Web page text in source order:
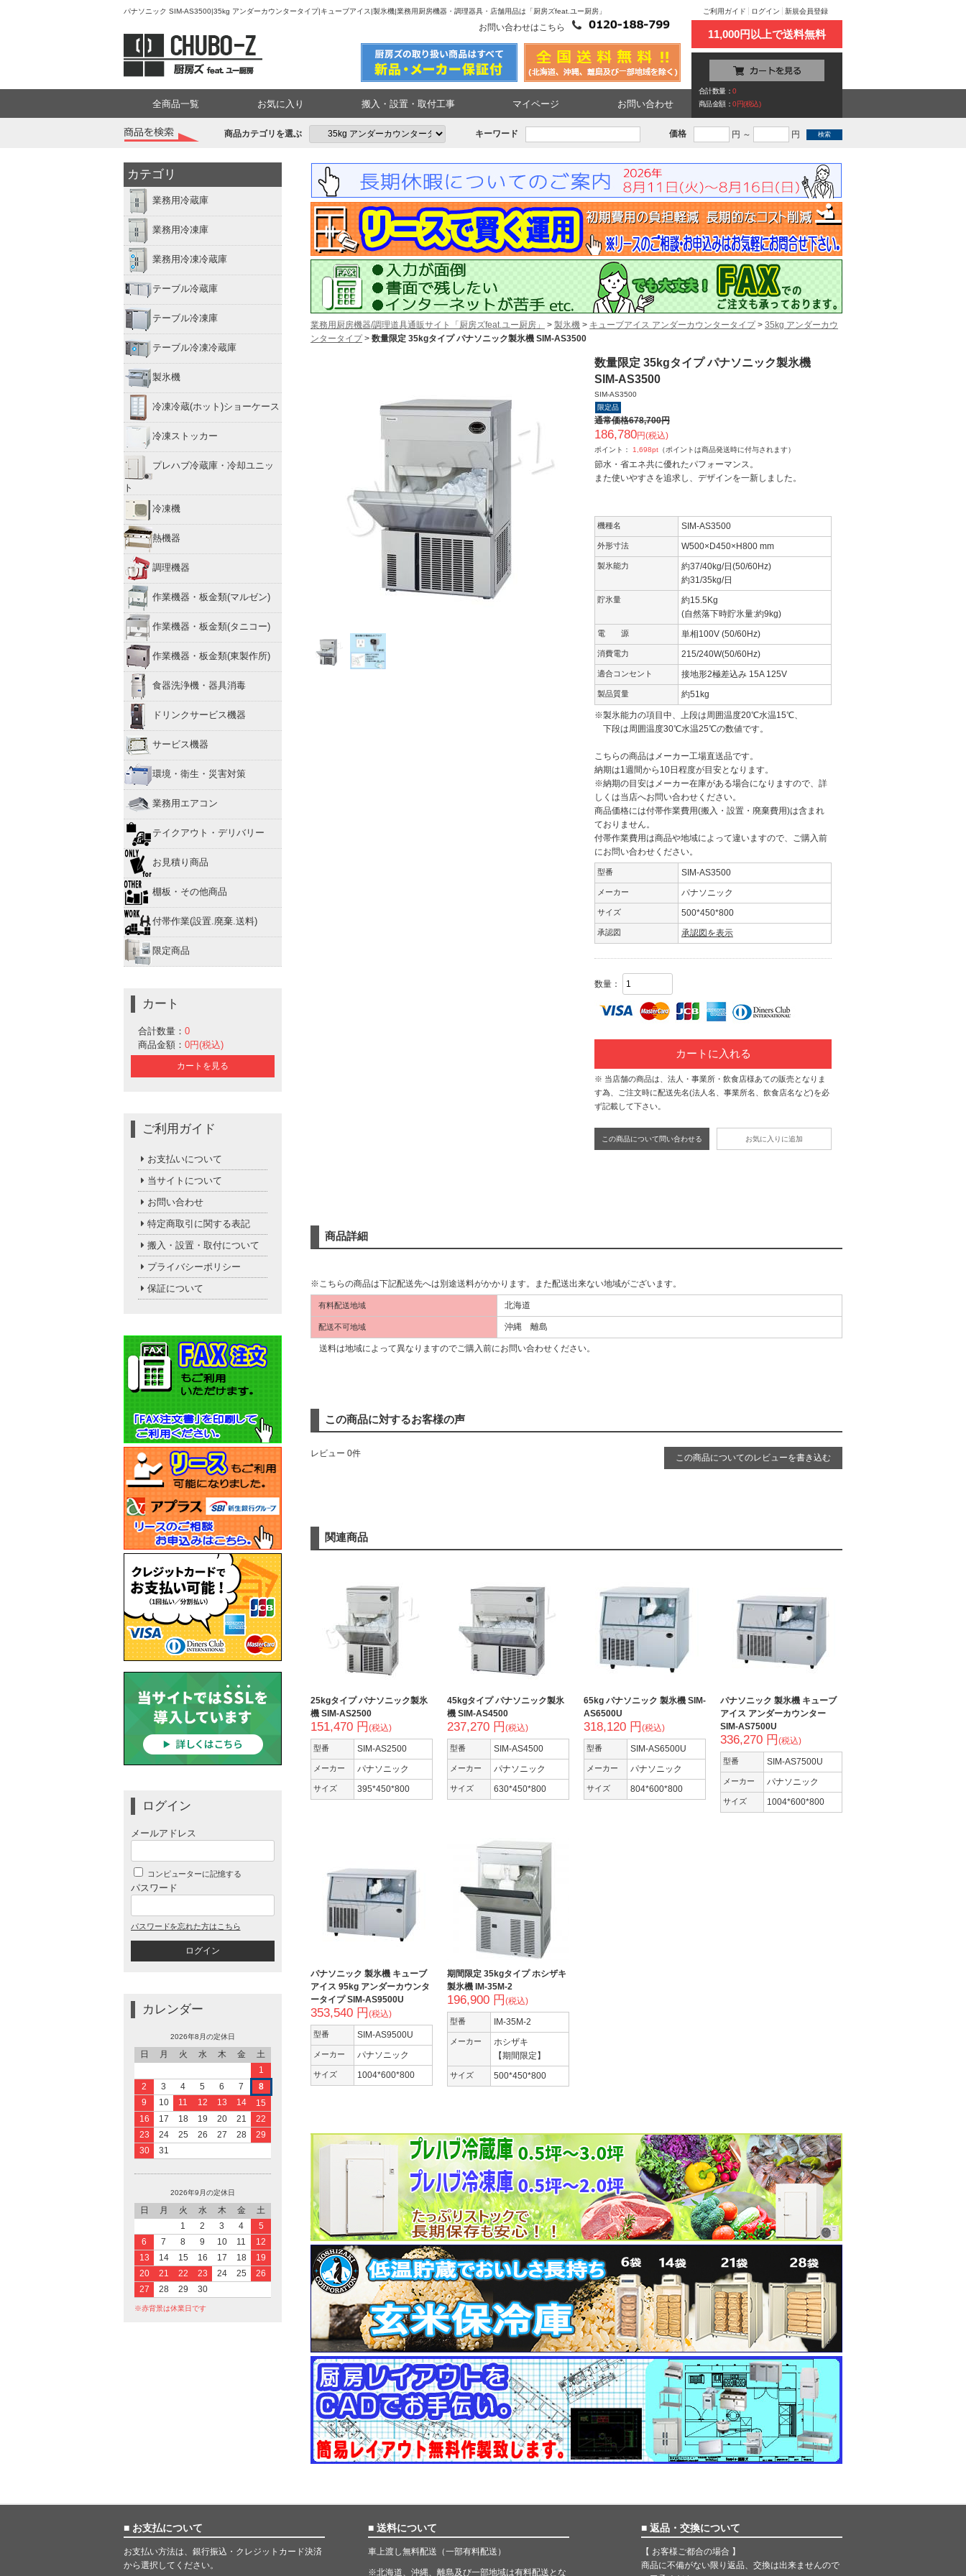
パナソニック SIM-AS3500|35kg アンダーカウンタータイプ|キューブアイス|製氷機|業務用厨房機器・調理器具・店舗用品は「厨房ズfeat.ユー厨房」
お問い合わせはこちら
ご利用ガイド ログイン 新規会員登録
11,000円以上で送料無料
合計数量：0
商品金額：0円(税込)
全商品一覧 お気に入り 搬入・設置・取付工事 マイページ お問い合わせ
商品カテゴリを選ぶ キーワード 価格 円 ～ 円
カテゴリ
業務用冷蔵庫
業務用冷凍庫
業務用冷凍冷蔵庫
テーブル冷蔵庫
テーブル冷凍庫
テーブル冷凍冷蔵庫
製氷機
冷凍冷蔵(ホット)ショーケース
冷凍ストッカー
プレハブ冷蔵庫・冷却ユニッ
ト
冷凍機
熱機器
調理機器
作業機器・板金類(マルゼン)
作業機器・板金類(タニコー)
作業機器・板金類(東製作所)
食器洗浄機・器具消毒
ドリンクサービス機器
サービス機器
環境・衛生・災害対策
業務用エアコン
テイクアウト・デリバリー
お見積り商品
棚板・その他商品
付帯作業(設置.廃棄.送料)
限定商品
カート
合計数量： 0
商品金額： 0円(税込)
カートを見る
ご利用ガイド
お支払いについて
当サイトについて
お問い合わせ
特定商取引に関する表記
搬入・設置・取付について
プライバシーポリシー
保証について
ログイン
メールアドレス
コンピューターに記憶する
パスワード
パスワードを忘れた方はこちら
カレンダー
2026年8月の定休日
日 月 火 水 木 金
土
1
2
3 4 5 6 7
8
9
10 11 12 13 14
15
16
17 18 19 20 21
22
23
24 25 26 27 28
29
30
31
2026年9月の定休日
日 月 火 水 木 金
土
1
2 3 4
5
6
7 8 9 10 11
12
13
14 15 16 17 18
19
20
21 22 23 24 25
26
27
28 29 30
※赤背景は休業日です
業務用厨房機器/調理道具通販サイト「厨房ズfeat.ユー厨房」 > 製氷機 > キューブアイス アンダーカウンタータイプ> 35kg アンダーカウ
ンタータイプ> 数量限定 35kgタイプ パナソニック製氷機 SIM-AS3500
数量限定 35kgタイプ パナソニック製氷機
SIM-AS3500
SIM-AS3500
限定品
通常価格678,700円
186,780円(税込)
ポイント： 1,698pt （ポイントは商品発送時に付与されます）
節水・省エネ共に優れたパフォーマンス。
また使いやすさを追求し、デザインを一新しました。
機種名 SIM-AS3500
外形寸法 W500×D450×H800 mm
製氷能力
約37/40kg/日(50/60Hz)
約31/35kg/日
貯氷量
約15.5Kg
(自然落下時貯氷量:約9kg)
電 源 単相100V (50/60Hz)
消費電力 215/240W(50/60Hz)
適合コンセント 接地形2極差込み 15A 125V
製品質量 約51kg
※製氷能力の項目中、上段は周囲温度20℃水温15℃、
下段は周囲温度30℃水温25℃の数値です。
こちらの商品はメーカー工場直送品です。
納期は1週間から10日程度が目安となります。
※納期の目安はメーカー在庫がある場合になりますので、詳
しくは当店へお問い合わせください。
商品価格には付帯作業費用(搬入・設置・廃棄費用)は含まれ
ておりません。
付帯作業費用は商品や地域によって違いますので、ご購入前
にお問い合わせください。
型番 SIM-AS3500
メーカー パナソニック
サイズ 500*450*800
承認図 承認図を表示
数量：
カートに入れる
※ 当店舗の商品は、法人・事業所・飲食店様あての販売となりま
す為、ご注文時に配送先名(法人名、事業所名、飲食店名など)を必
ず記載して下さい。
この商品について問い合わせる お気に入りに追加
商品詳細
※こちらの商品は下記配送先へは別途送料がかかります。また配送出来ない地域がございます。
有料配送地域 北海道
配送不可地域 沖縄 離島
送料は地域によって異なりますのでご購入前にお問い合わせください。
この商品に対するお客様の声
レビュー 0件 この商品についてのレビューを書き込む
関連商品
25kgタイプ パナソニック製氷
機 SIM-AS2500
151,470 円 (税込)
型番 SIM-AS2500
メーカー パナソニック
サイズ 395*450*800
45kgタイプ パナソニック製氷
機 SIM-AS4500
237,270 円 (税込)
型番 SIM-AS4500
メーカー パナソニック
サイズ 630*450*800
65kg パナソニック 製氷機 SIM-
AS6500U
318,120 円 (税込)
型番 SIM-AS6500U
メーカー パナソニック
サイズ 804*600*800
パナソニック 製氷機 キューブ
アイス アンダーカウンター
SIM-AS7500U
336,270 円 (税込)
型番 SIM-AS7500U
メーカー パナソニック
サイズ 1004*600*800
パナソニック 製氷機 キューブ
アイス 95kg アンダーカウンタ
ータイプ SIM-AS9500U
353,540 円 (税込)
型番 SIM-AS9500U
メーカー パナソニック
サイズ 1004*600*800
期間限定 35kgタイプ ホシザキ
製氷機 IM-35M-2
196,900 円 (税込)
型番 IM-35M-2
メーカー
ホシザキ
【期間限定】
サイズ 500*450*800
■ お支払について
お支払い方法は、銀行振込・クレジットカード決済
から選択してください。
■ 送料について
車上渡し無料配送（一部有料配送）
※北海道、沖縄、離島及び一部地域は有料配送とな
■ 返品・交換について
【 お客様ご都合の場合 】
商品に不備がない限り返品、交換は出来ませんので